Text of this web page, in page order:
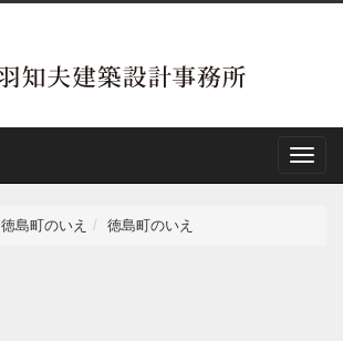
Toggle
徳島町のいえ 徳島町のいえ